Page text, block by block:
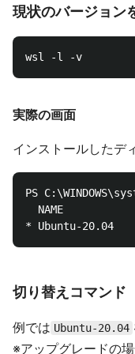
現状のバージョン
実際の画面
インストールしたデ
PS
NAME
切り替えコマンド
例では Ubuntu-20.04
※アップグレードの